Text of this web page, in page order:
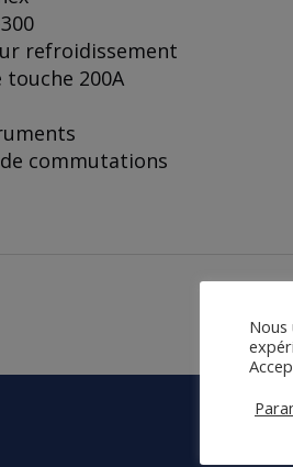
refroidissement
200A
commutations
Nous